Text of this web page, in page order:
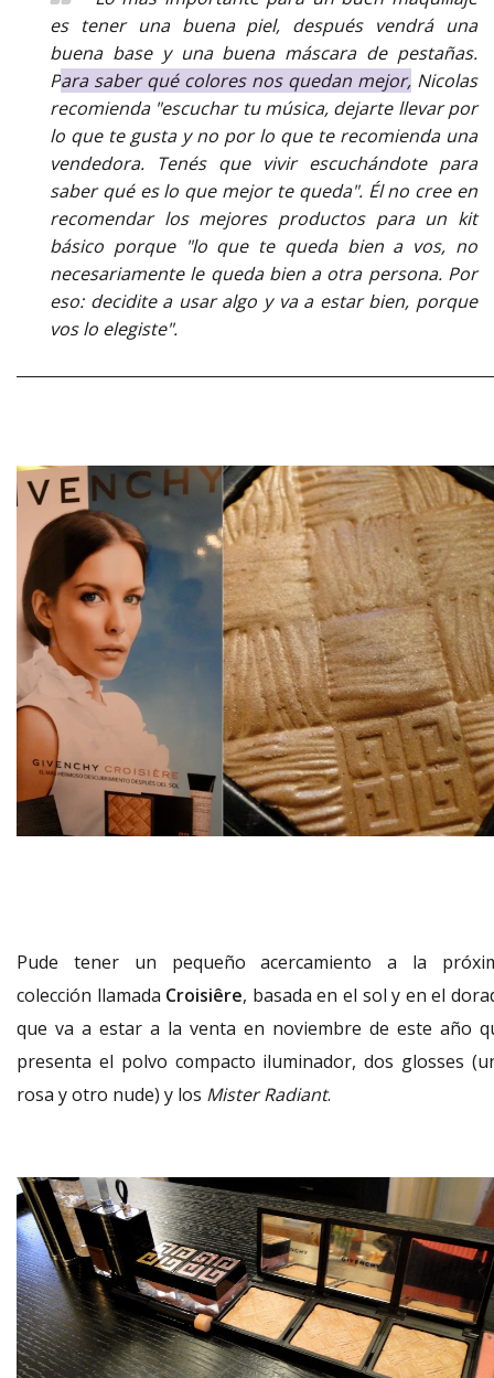
es tener una buena piel, después vendrá una
buena base y una buena máscara de pestañas.
Para saber qué colores nos quedan mejor, Nicolas
recomienda "escuchar tu música, dejarte llevar por
lo que te gusta y no por lo que te recomienda una
vendedora. Tenés que vivir escuchándote para
saber qué es lo que mejor te queda". Él no cree en
recomendar los mejores productos para un kit
básico porque "lo que te queda bien a vos, no
necesariamente le queda bien a otra persona. Por
eso: decidite a usar algo y va a estar bien, porque
vos lo elegiste".
Pude tener un pequeño acercamiento a la
colección llamada Croisiêre, basada en el sol y en el
que va a estar a la venta en noviembre de este año
presenta el polvo compacto iluminador, dos glosses
rosa y otro nude) y los Mister Radiant.